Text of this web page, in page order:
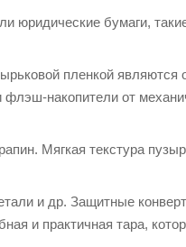
юридические бумаги,
пленкой
накопители от
Мягкая текстура
и др. Защитные
и практичная тара,